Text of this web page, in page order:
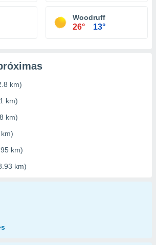
Woodruff
26° 13°
km)
km)
km)
km)
km)